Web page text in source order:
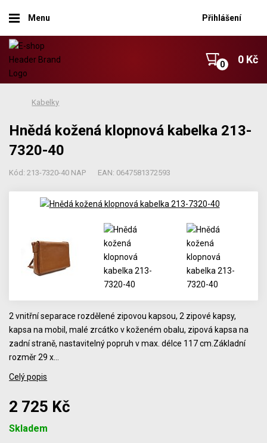
Menu Přihlášení
0 Kč
Kabelky
Hnědá kožená klopnová kabelka 213-
7320-40
Kód: 213-7320-40 NAP EAN: 0647581372593
2 vnitřní separace rozdělené zipovou kapsou, 2 zipové kapsy,
kapsa na mobil, malé zrcátko v koženém obalu, zipová kapsa na
zadní straně, nastavitelný popruh v max. délce 117 cm.Základní
rozměr 29 x…
Celý popis
2 725 Kč
Skladem